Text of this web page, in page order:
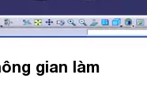
gian làm